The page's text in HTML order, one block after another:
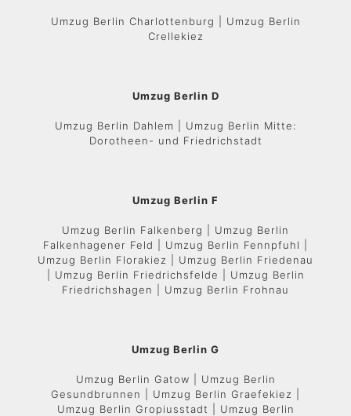
Umzug Berlin Charlottenburg | Umzug Berlin
Crellekiez
Umzug Berlin D
Umzug Berlin Dahlem | Umzug Berlin Mitte:
Dorotheen- und Friedrichstadt
Umzug Berlin F
Umzug Berlin Falkenberg | Umzug Berlin
Falkenhagener Feld | Umzug Berlin Fennpfuhl |
Umzug Berlin Florakiez | Umzug Berlin Friedenau
| Umzug Berlin Friedrichsfelde | Umzug Berlin
Friedrichshagen | Umzug Berlin Frohnau
Umzug Berlin G
Umzug Berlin Gatow | Umzug Berlin
Gesundbrunnen | Umzug Berlin Graefekiez |
Umzug Berlin Gropiusstadt | Umzug Berlin